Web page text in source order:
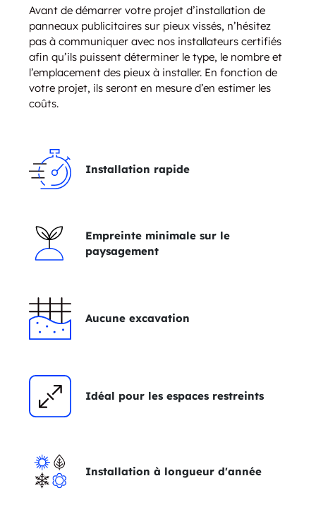
Avant de démarrer votre projet d’installation de
panneaux publicitaires sur pieux vissés, n’hésitez
pas à communiquer avec nos installateurs certifiés
afin qu’ils puissent déterminer le type, le nombre et
l’emplacement des pieux à installer. En fonction de
votre projet, ils seront en mesure d’en estimer les
coûts.
Installation rapide
Empreinte minimale sur le
paysagement
Aucune excavation
Idéal pour les espaces restreints
Installation à longueur d'année